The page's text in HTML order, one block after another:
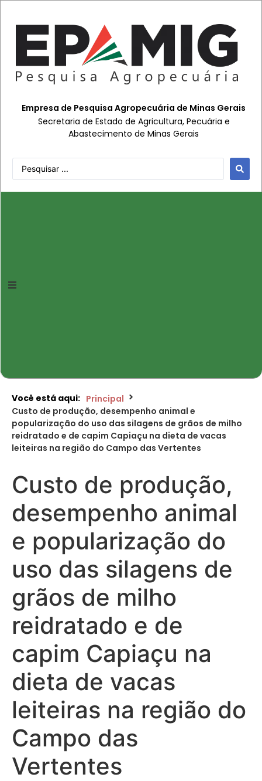
Empresa de Pesquisa Agropecuária de Minas Gerais
Secretaria de Estado de Agricultura, Pecuária e
Abastecimento de Minas Gerais
Você está aqui: Principal
Custo de produção, desempenho animal e
popularização do uso das silagens de grãos de milho
reidratado e de capim Capiaçu na dieta de vacas
leiteiras na região do Campo das Vertentes
Custo de produção,
desempenho animal
e popularização do
uso das silagens de
grãos de milho
reidratado e de
capim Capiaçu na
dieta de vacas
leiteiras na região do
Campo das
Vertentes